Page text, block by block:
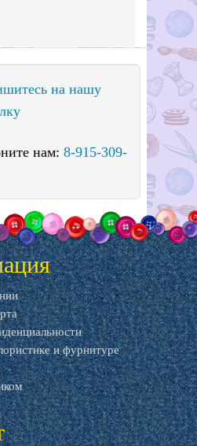
на нашу
нам: 8-915-309-
и фурнитуре